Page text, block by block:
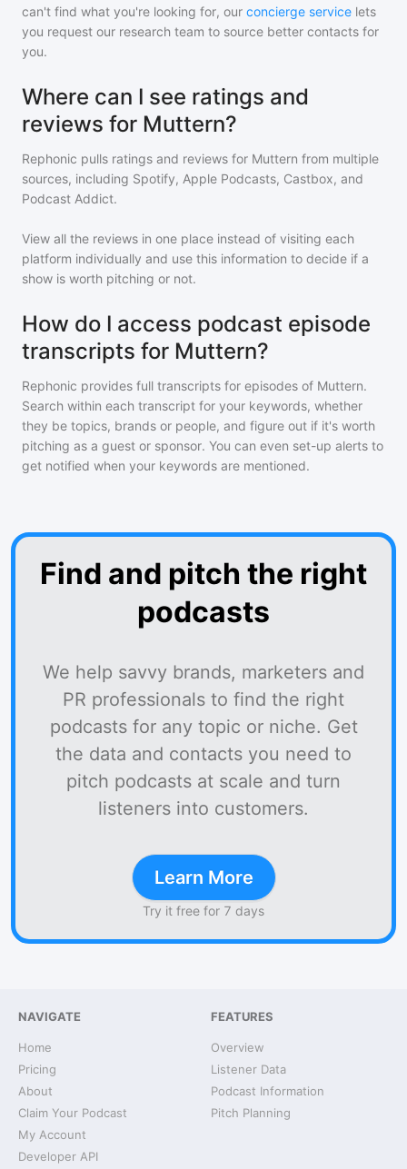
can't find what you're looking for, our concierge service lets
you request our research team to source better contacts for
you.
Where can I see ratings and
reviews for Muttern?
Rephonic pulls ratings and reviews for Muttern from multiple
sources, including Spotify, Apple Podcasts, Castbox, and
Podcast Addict.
View all the reviews in one place instead of visiting each
platform individually and use this information to decide if a
show is worth pitching or not.
How do I access podcast episode
transcripts for Muttern?
Rephonic provides full transcripts for episodes of Muttern.
Search within each transcript for your keywords, whether
they be topics, brands or people, and figure out if it's worth
pitching as a guest or sponsor. You can even set-up alerts to
get notified when your keywords are mentioned.
Find and pitch the right
podcasts
We help savvy brands, marketers and
PR professionals to find the right
podcasts for any topic or niche. Get
the data and contacts you need to
pitch podcasts at scale and turn
listeners into customers.
Learn More
Try it free for 7 days
NAVIGATE
Home
Pricing
About
Claim Your Podcast
My Account
Developer API
FEATURES
Overview
Listener Data
Podcast Information
Pitch Planning